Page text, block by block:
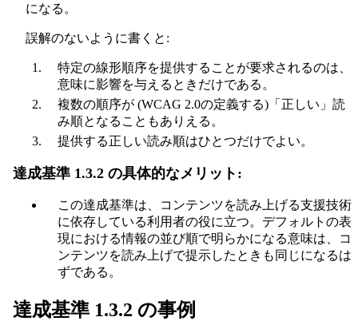
になる。
誤解のないように書くと:
特定の線形順序を提供することが要求されるのは、
意味に影響を与えるときだけである。
複数の順序が (WCAG 2.0の定義する)「正しい」読
み順となることもありえる。
提供する正しい読み順はひとつだけでよい。
達成基準 1.3.2 の具体的なメリット:
この達成基準は、コンテンツを読み上げる支援技術
に依存している利用者の役に立つ。デフォルトの表
現における情報の並び順で明らかになる意味は、コ
ンテンツを読み上げで提示したときも同じになるは
ずである。
達成基準 1.3.2 の事例